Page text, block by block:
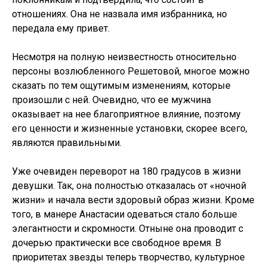
отношениях. Она не назвала имя избранника, но
передала ему привет.
Несмотря на полную неизвестность относительно
персоны возлюбленного Решетовой, многое можно
сказать по тем ощутимым изменениям, которые
произошли с ней. Очевидно, что ее мужчина
оказывает на нее благоприятное влияние, поэтому
его ценности и жизненные установки, скорее всего,
являются правильными.
Уже очевиден переворот на 180 градусов в жизни
девушки. Так, она полностью отказалась от «ночной
жизни» и начала вести здоровый образ жизни. Кроме
того, в манере Анастасии одеваться стало больше
элегантности и скромности. Отныне она проводит с
дочерью практически все свободное время. В
приоритетах звезды теперь творчество, культурное